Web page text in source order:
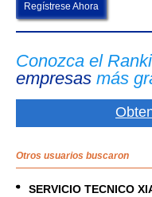
Regístrese Ahora
Conozca el
empresas más
Otros usuarios buscaron
SERVICIO TECNICO